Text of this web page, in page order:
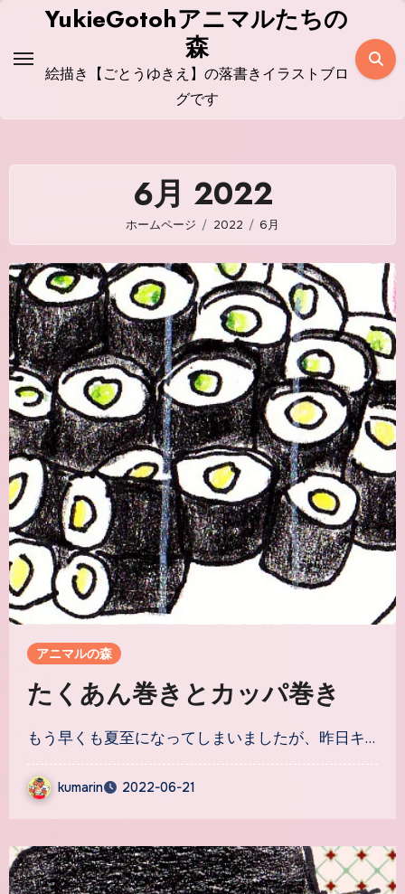
ス
プ
YukieGotohアニマルたちの
森
絵描き【ごとうゆきえ】の落書きイラストブロ
グです
6月 2022
ホームページ 2022 6月
アニマルの森
たくあん巻きとカッパ巻き
もう早くも夏至になってしまいましたが、昨日キ…
kumarin
2022-06-21
ン
ト